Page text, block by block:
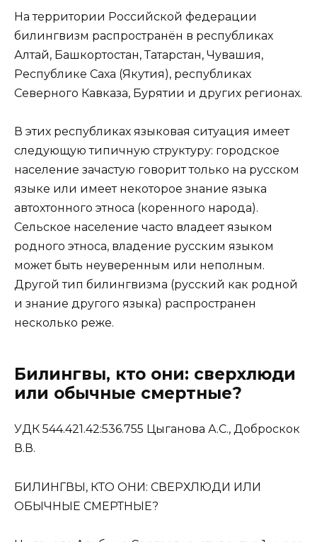
На территории Российской федерации
билингвизм распространён в республиках
Алтай, Башкортостан, Татарстан, Чувашия,
Республике Саха (Якутия), республиках
Северного Кавказа, Бурятии и других регионах.
В этих республиках языковая ситуация имеет
следующую типичную структуру: городское
население зачастую говорит только на русском
языке или имеет некоторое знание языка
автохтонного этноса (коренного народа).
Сельское население часто владеет языком
родного этноса, владение русским языком
может быть неуверенным или неполным.
Другой тип билингвизма (русский как родной
и знание другого языка) распространен
несколько реже.
Билингвы, кто они: сверхлюди
или обычные смертные?
УДК 544.421.42:536.755 Цыганова А.С., Доброскок
В.В.
БИЛИНГВЫ, КТО ОНИ: СВЕРХЛЮДИ ИЛИ
ОБЫЧНЫЕ СМЕРТНЫЕ?